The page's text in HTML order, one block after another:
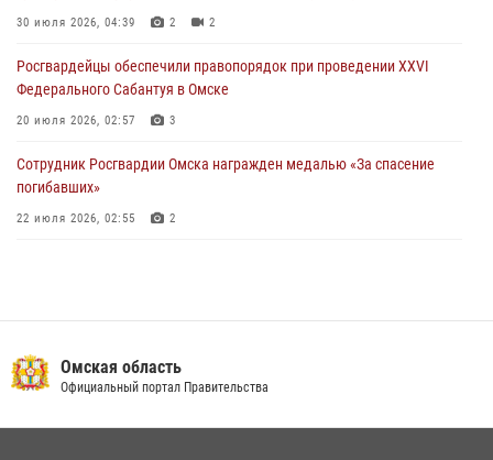
Руси в Омске
30 июля 2026, 04:39 2 2
Росгвардейцы обеcпечили правопорядок при проведении XXVI
Федерального Сабантуя в Омске
20 июля 2026, 02:57 3
Сотрудник Росгвардии Омска награжден медалью «За спасение
погибавших»
22 июля 2026, 02:55 2
Росгвардия обеспечила безопасность уникального передвижного
музея «Поезд Победы» в Омске
Омская область
Официальный портал Правительства